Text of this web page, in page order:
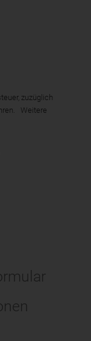
zuzüglich
Weitere